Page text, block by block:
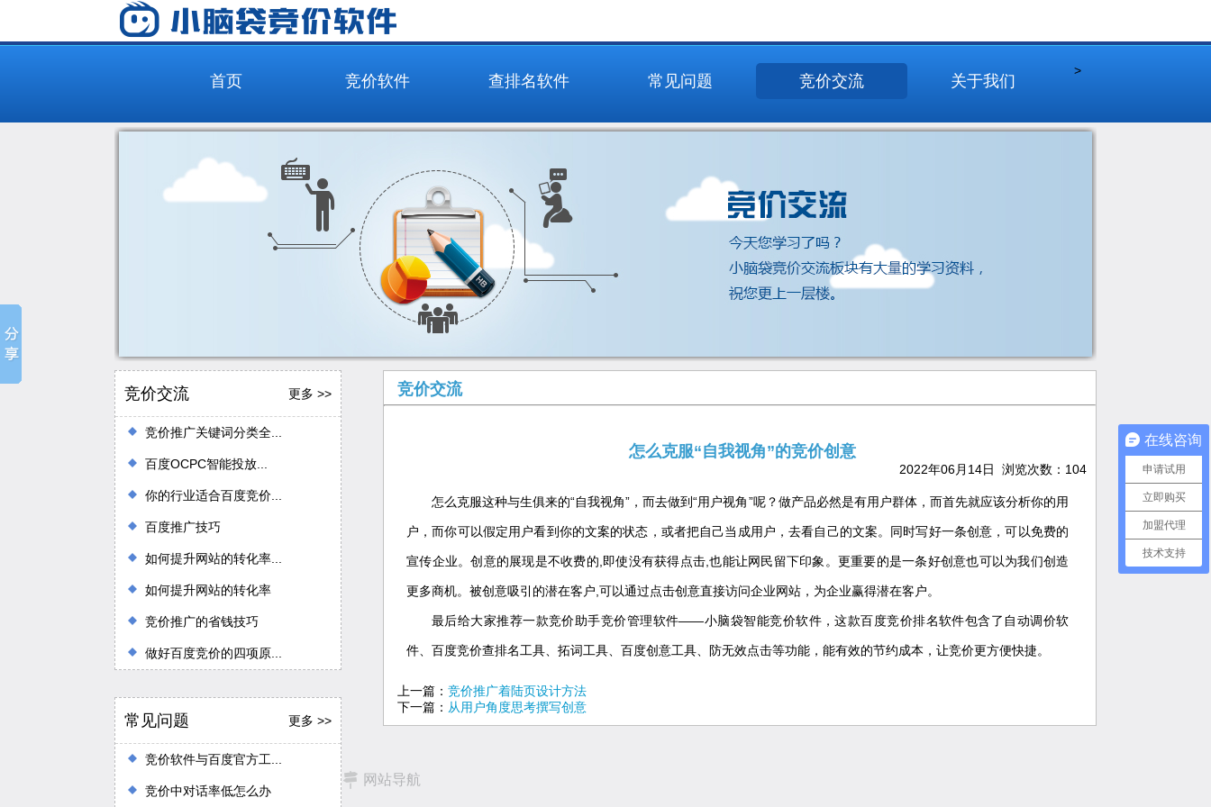
首页 竞价软件 查排名软件
>
常见问题 竞价交流 关于我们
竞价交流 更多 >>
竞价推广关键词分类全...
百度OCPC智能投放...
你的行业适合百度竞价...
百度推广技巧
如何提升网站的转化率...
如何提升网站的转化率
竞价推广的省钱技巧
做好百度竞价的四项原...
常见问题 更多 >>
竞价软件与百度官方工...
竞价中对话率低怎么办
竞价交流
怎么克服“自我视角”的竞价创意
2022年06月14日 浏览次数： 104
怎么克服这种与生俱来的“自我视角”，而去做到“用户视角”呢？做产品必然是有用户群体，而首先就应该分析你的用
户，而你可以假定用户看到你的文案的状态，或者把自己当成用户，去看自己的文案。同时写好一条创意，可以免费的
宣传企业。创意的展现是不收费的,即使没有获得点击,也能让网民留下印象。更重要的是一条好创意也可以为我们创造
更多商机。被创意吸引的潜在客户,可以通过点击创意直接访问企业网站，为企业赢得潜在客户。
最后给大家推荐一款竞价助手竞价管理软件——小脑袋智能竞价软件，这款百度竞价排名软件包含了自动调价软
件、百度竞价查排名工具、拓词工具、百度创意工具、防无效点击等功能，能有效的节约成本，让竞价更方便快捷。
上一篇： 竞价推广着陆页设计方法
下一篇： 从用户角度思考撰写创意
网站导航
在线咨询
申请试用
立即购买
加盟代理
技术支持